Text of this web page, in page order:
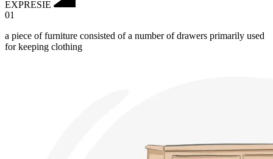
EXPRESIE
01
a piece of furniture consisted of a number of drawers primarily used
for keeping clothing